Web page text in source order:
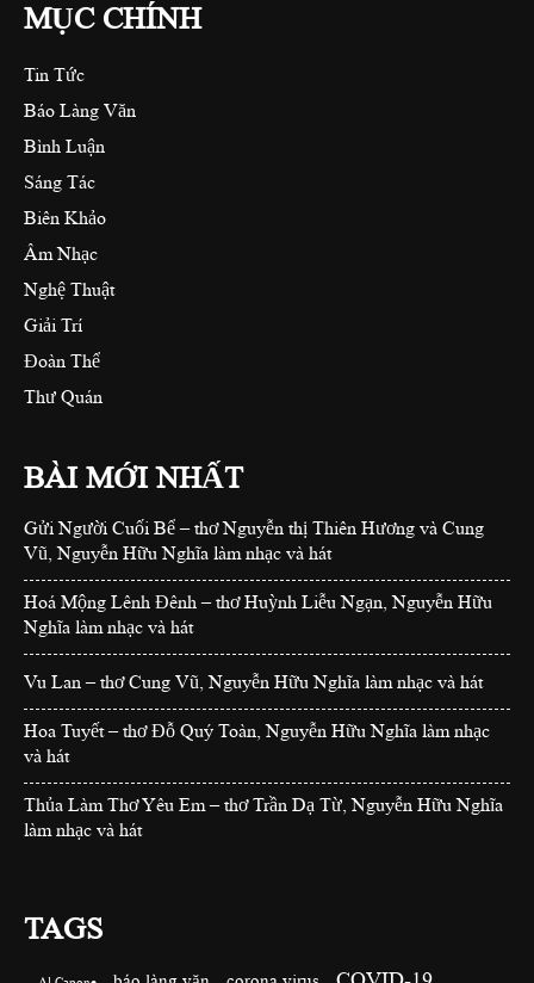
MỤC CHÍNH
Tin Tức
Báo Làng Văn
Bình Luận
Sáng Tác
Biên Khảo
Âm Nhạc
Nghệ Thuật
Giải Trí
Đoàn Thể
Thư Quán
BÀI MỚI NHẤT
Gửi Người Cuối Bể – thơ Nguyễn thị Thiên Hương và Cung
Vũ, Nguyễn Hữu Nghĩa làm nhạc và hát
Hoá Mộng Lênh Đênh – thơ Huỳnh Liễu Ngạn, Nguyễn Hữu
Nghĩa làm nhạc và hát
Vu Lan – thơ Cung Vũ, Nguyễn Hữu Nghĩa làm nhạc và hát
Hoa Tuyết – thơ Đỗ Quý Toàn, Nguyễn Hữu Nghĩa làm nhạc
và hát
Thủa Làm Thơ Yêu Em – thơ Trần Dạ Từ, Nguyễn Hữu Nghĩa
làm nhạc và hát
TAGS